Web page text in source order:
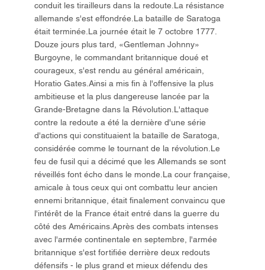
conduit les tirailleurs dans la redoute.La résistance
allemande s'est effondrée.La bataille de Saratoga
était terminée.La journée était le 7 octobre 1777.
Douze jours plus tard, «Gentleman Johnny»
Burgoyne, le commandant britannique doué et
courageux, s'est rendu au général américain,
Horatio Gates.Ainsi a mis fin à l'offensive la plus
ambitieuse et la plus dangereuse lancée par la
Grande-Bretagne dans la Révolution.L'attaque
contre la redoute a été la dernière d'une série
d'actions qui constituaient la bataille de Saratoga,
considérée comme le tournant de la révolution.Le
feu de fusil qui a décimé que les Allemands se sont
réveillés font écho dans le monde.La cour française,
amicale à tous ceux qui ont combattu leur ancien
ennemi britannique, était finalement convaincu que
l'intérêt de la France était entré dans la guerre du
côté des Américains.Après des combats intenses
avec l'armée continentale en septembre, l'armée
britannique s'est fortifiée derrière deux redouts
défensifs - le plus grand et mieux défendu des